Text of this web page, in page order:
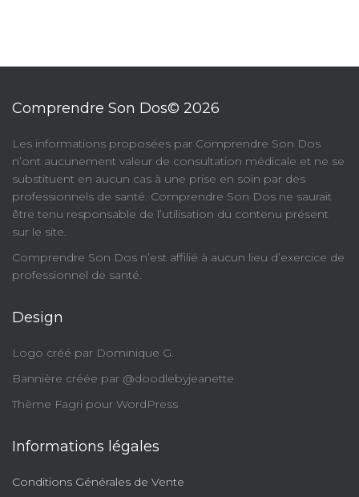
Comprendre Son Dos© 2026
​Les informations proposées par Comprendre Son Dos
n’ont aucunement valeur de consultation médicale et ne se
substituent en aucun cas à une prise en soin par des
professionnels de santé. Comprendre Son Dos ne saurait
être tenu responsable de l’utilisation du contenu présent
sur le site.
Comprendre Son Dos n’est affilié à aucun lieu d’exercice de
professionnel de santé.
Design
Logo créé par Dominique G.
Bannière créée par @doodlebyjeanette
Thème Fagri pour WordPress
Informations légales
Conditions Générales de Vente